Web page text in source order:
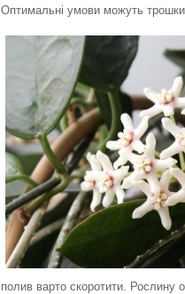
Оптимальні умови можуть трошки
полив варто скоротити. Рослину